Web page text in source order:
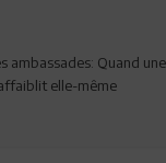
ambassades: Quand une
elle-même